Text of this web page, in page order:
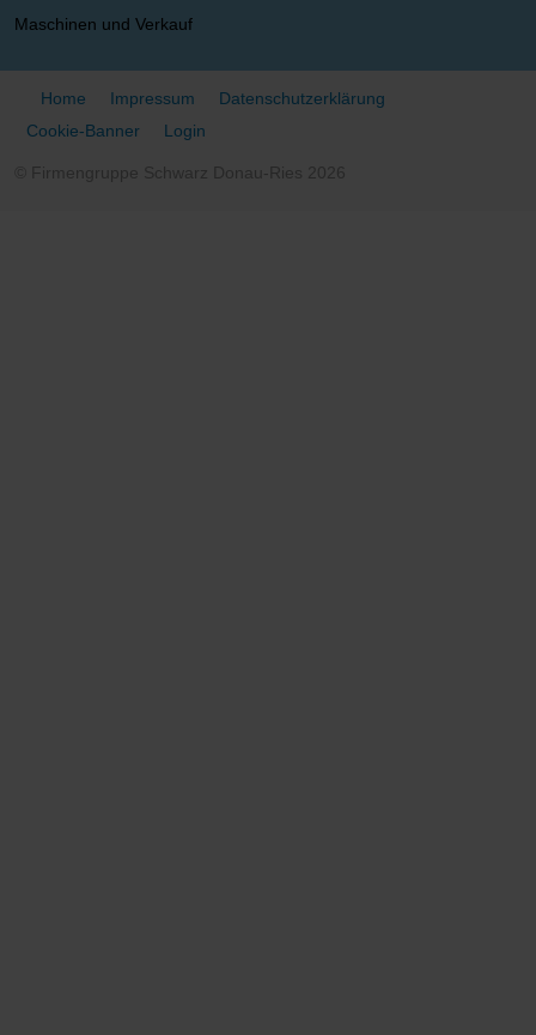
Maschinen und Verkauf
Home Impressum
Datenschutzerklärung
Cookie-Banner
Login
© Firmengruppe Schwarz Donau-Ries 2026